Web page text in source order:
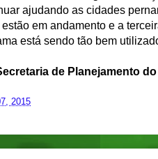
ajudando as cidades
em andamento e a
está sendo tão bem
de Planejamento
2015